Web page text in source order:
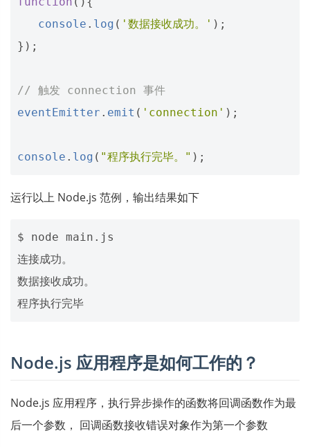
console . log ( '数据接收成功。' );
});
// 触发 connection 事件
eventEmitter . emit ( 'connection' );
console . log ( "程序执行完毕。" );
运行以上 Node.js 范例，输出结果如下
$ node main.js
连接成功。
数据接收成功。
Node.js 应用程序是如何工作的？
Node.js 应用程序，执行异步操作的函数将回调函数作为最
后一个参数， 回调函数接收错误对象作为第一个参数